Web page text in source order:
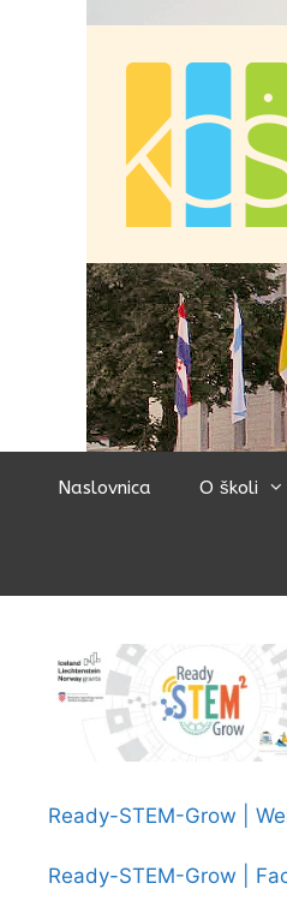
Naslovnica O školi
Ready-STEM-Grow |
Ready-STEM-Grow |